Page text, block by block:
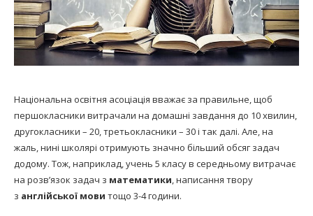
Національна освітня асоціація вважає за правильне, щоб
першокласники витрачали на домашні завдання до 10 хвилин,
другокласники – 20, третьокласники – 30 і так далі. Але, на
жаль, нині школярі отримують значно більший обсяг задач
додому. Тож, наприклад, учень 5 класу в середньому витрачає
на розв’язок задач з математики, написання твору
з англійської мови тощо 3-4 години.